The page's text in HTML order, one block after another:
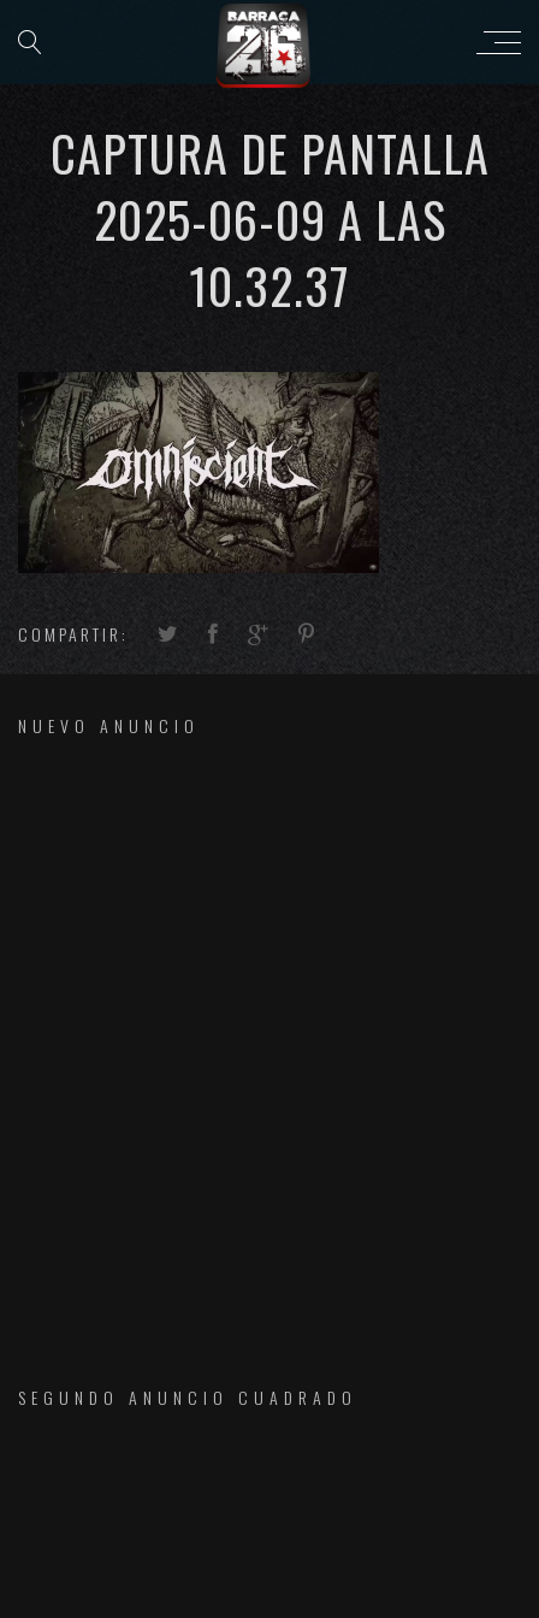
CAPTURA DE PANTALLA
2025-06-09 A LAS
10.32.37
COMPARTIR:
NUEVO ANUNCIO
SEGUNDO ANUNCIO CUADRADO